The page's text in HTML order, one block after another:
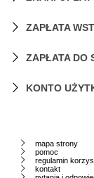
ZAPŁATA
ZAPŁATA DO
KONTO
mapa strony
pomoc
regulamin
kontakt